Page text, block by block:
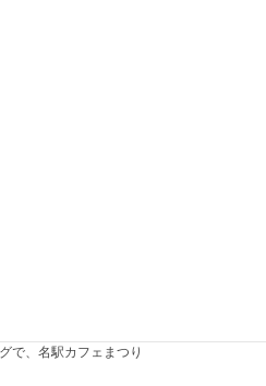
で、名駅カフェまつり